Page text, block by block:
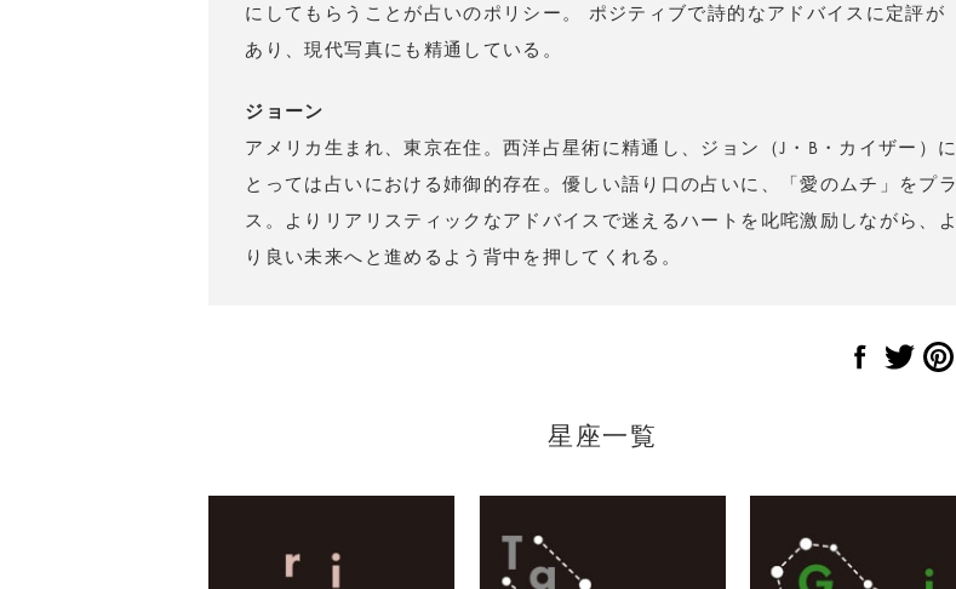
にしてもらうことが占いのポリシー。 ポジティブで詩的なアドバイスに定評が
あり、現代写真にも精通している。
ジョーン
アメリカ生まれ、東京在住。西洋占星術に精通し、ジョン（J・B・カイザー）に
とっては占いにおける姉御的存在。優しい語り口の占いに、「愛のムチ」をプラ
ス。よりリアリスティックなアドバイスで迷えるハートを叱咤激励しながら、よ
り良い未来へと進めるよう背中を押してくれる。
星座一覧